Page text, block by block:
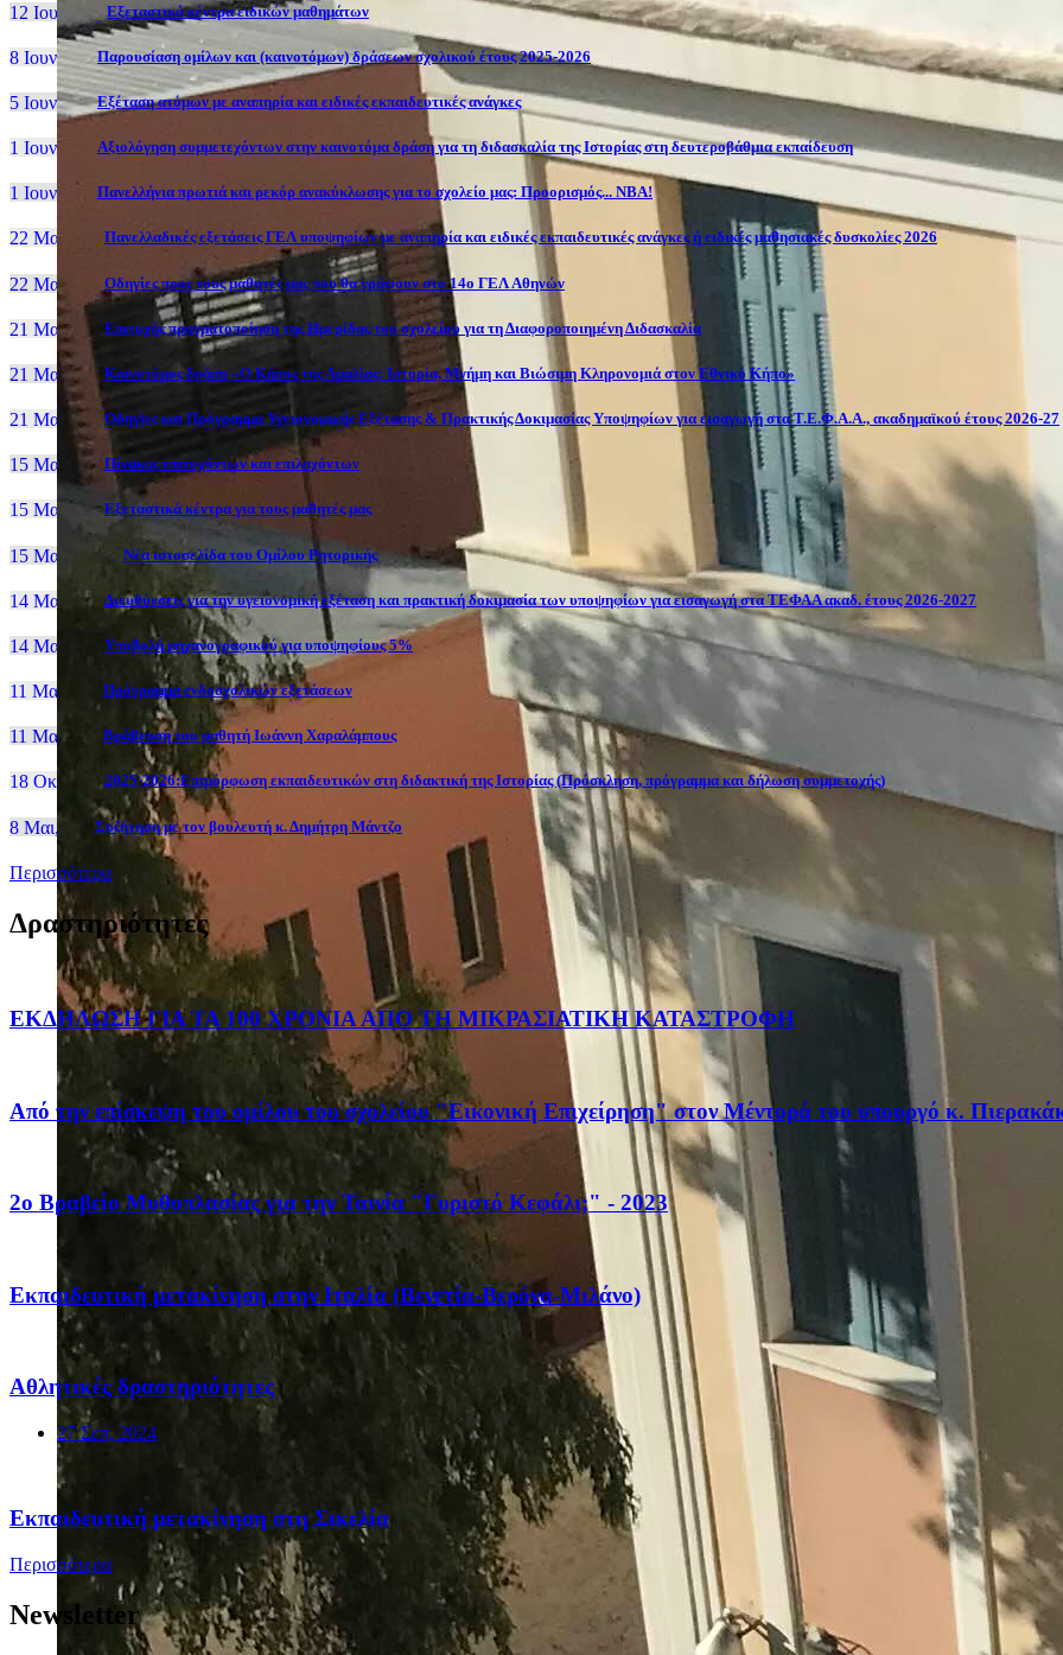
12 Ιουν, 26 Εξεταστικά κέντρα ειδικών μαθημάτων
8 Ιουν, 26 Παρουσίαση ομίλων και (καινοτόμων) δράσεων σχολικού έτους 2025-2026
5 Ιουν, 26 Εξέταση ατόμων με αναπηρία και ειδικές εκπαιδευτικές ανάγκες
1 Ιουν, 26 Αξιολόγηση συμμετεχόντων στην καινοτόμα δράση για τη διδασκαλία της Ιστορίας στη δευτεροβάθμια εκπαίδευση
1 Ιουν, 26 Πανελλήνια πρωτιά και ρεκόρ ανακύκλωσης για το σχολείο μας: Προορισμός... NBA!
22 Μαι, 26 Πανελλαδικές εξετάσεις ΓΕΛ υποψηφίων με αναπηρία και ειδικές εκπαιδευτικές ανάγκες ή ειδικές μαθησιακές δυσκολίες 2026
22 Μαι, 26 Οδηγίες προς τους μαθητές μας που θα γράψουν στο 14ο ΓΕΛ Αθηνών
21 Μαι, 26 Επιτυχής πραγματοποίηση της Ημερίδας του σχολείου για τη Διαφοροποιημένη Διδασκαλία
21 Μαι, 26 Καινοτόμος δράση «Ο Κήπος της Αμαλίας: Ιστορία, Μνήμη και Βιώσιμη Κληρονομιά στον Εθνικό Κήπο»
21 Μαι, 26 Οδηγίες και Πρόγραμμα Υγειονομικής Εξέτασης & Πρακτικής Δοκιμασίας Υποψηφίων για εισαγωγή στα Τ.Ε.Φ.Α.Α., ακαδημαϊκού έτους 2026-27
15 Μαι, 26 Πίνακας επιτυχόντων και επιλαχόντων
15 Μαι, 26 Εξεταστικά κέντρα για τους μαθητές μας
15 Μαι, 2026 Νέα ιστοσελίδα του Ομίλου Ρητορικής
14 Μαι, 26 Διευθύνσεις για την υγειονομική εξέταση και πρακτική δοκιμασία των υποψηφίων για εισαγωγή στα ΤΕΦΑΑ ακαδ. έτους 2026-2027
14 Μαι, 26 Yποβολή μηχανογραφικού για υποψηφίους 5%
11 Μαι, 26 Πρόγραμμα ενδοσχολικών εξετάσεων
11 Μαι, 26 Βράβευση του μαθητή Ιωάννη Χαραλάμπους
18 Οκτ, 25 2025-2026:Επιμόρφωση εκπαιδευτικών στη διδακτική της Ιστορίας (Πρόσκληση, πρόγραμμα και δήλωση συμμετοχής)
8 Μαι, 26 Συζήτηση με τον βουλευτή κ. Δημήτρη Μάντζο
Περισσότερα
Δραστηριότητες
ΕΚΔΗΛΩΣΗ ΓΙΑ ΤΑ 100 ΧΡΟΝΙΑ ΑΠΟ ΤΗ ΜΙΚΡΑΣΙΑΤΙΚΗ ΚΑΤΑΣΤΡΟΦΗ
Από την επίσκεψη του ομίλου του σχολείου "Εικονική Επιχείρηση" στον Μέντορά του υπουργό κ.
2ο Βραβείο Μυθοπλασίας για την Ταινία "Γυριστό Κεφάλι;" - 2023
Eκπαιδευτική μετακίνηση στην Ιταλία (Βενετία-Βερόνα-Μιλάνο)
Αθλητικές δραστηριότητες
27 Σεπ, 2024
Eκπαιδευτική μετακίνηση στη Σικελία
Περισσότερα
Newsletter